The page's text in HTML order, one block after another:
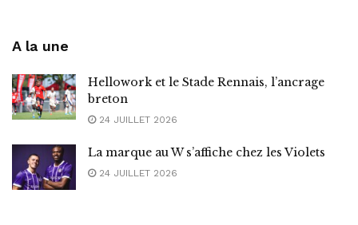
A la une
Hellowork et le Stade Rennais, l’ancrage
breton
24 JUILLET 2026
La marque au W s’affiche chez les Violets
24 JUILLET 2026